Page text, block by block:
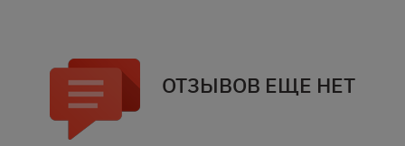
ОТЗЫВОВ ЕЩЕ НЕТ